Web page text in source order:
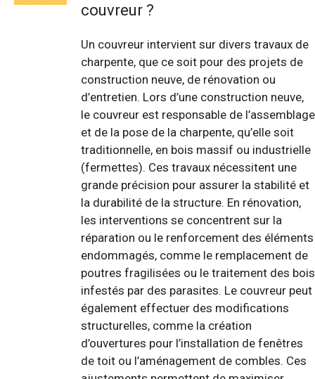
couvreur ?
Un couvreur intervient sur divers travaux de
charpente, que ce soit pour des projets de
construction neuve, de rénovation ou
d’entretien. Lors d’une construction neuve,
le couvreur est responsable de l’assemblage
et de la pose de la charpente, qu’elle soit
traditionnelle, en bois massif ou industrielle
(fermettes). Ces travaux nécessitent une
grande précision pour assurer la stabilité et
la durabilité de la structure. En rénovation,
les interventions se concentrent sur la
réparation ou le renforcement des éléments
endommagés, comme le remplacement de
poutres fragilisées ou le traitement des bois
infestés par des parasites. Le couvreur peut
également effectuer des modifications
structurelles, comme la création
d’ouvertures pour l’installation de fenêtres
de toit ou l’aménagement de combles. Ces